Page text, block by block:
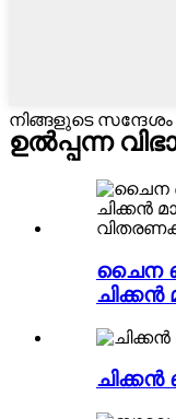
നിങ്ങളുടെ
ഉൽപ്പന്ന
ചൈന
ചിക്കൻ